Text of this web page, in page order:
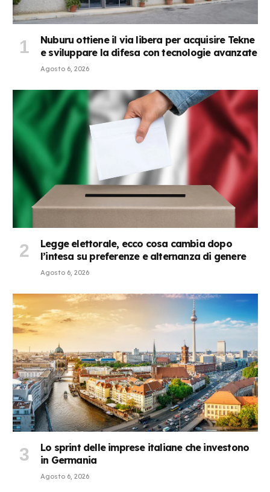
Nuburu ottiene il via libera per acquisire Tekne
e sviluppare la difesa con tecnologie avanzate
Agosto 6, 2026
Legge elettorale, ecco cosa cambia dopo
l’intesa su preferenze e alternanza di genere
Agosto 6, 2026
Lo sprint delle imprese italiane che investono
in Germania
Agosto 6, 2026